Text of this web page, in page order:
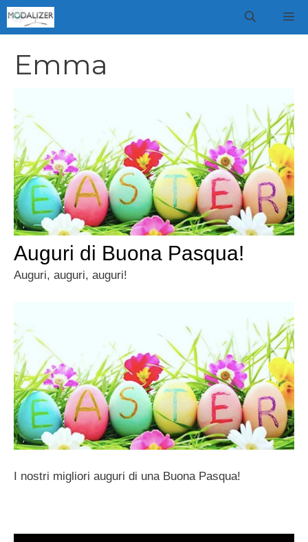
Vai
al
Emma
Auguri di Buona Pasqua!
Auguri, auguri, auguri!
I nostri migliori auguri di una Buona Pasqua!